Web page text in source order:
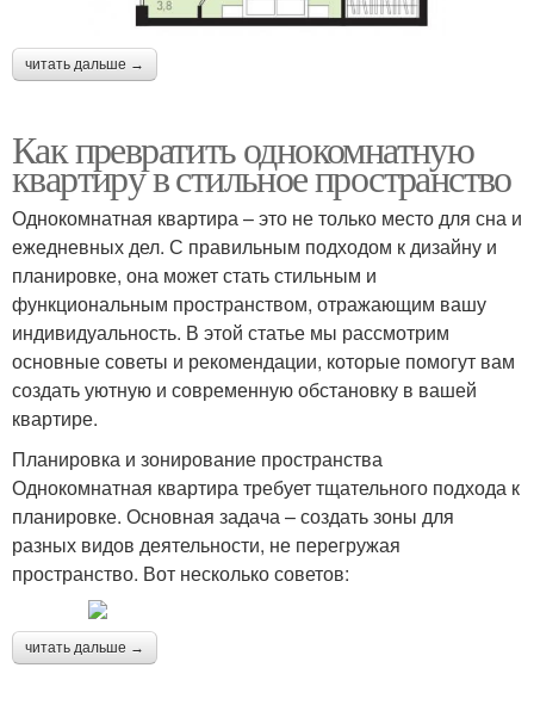
читать дальше →
Как превратить однокомнатную
квартиру в стильное пространство
Однокомнатная квартира – это не только место для сна и
ежедневных дел. С правильным подходом к дизайну и
планировке, она может стать стильным и
функциональным пространством, отражающим вашу
индивидуальность. В этой статье мы рассмотрим
основные советы и рекомендации, которые помогут вам
создать уютную и современную обстановку в вашей
квартире.
Планировка и зонирование пространства
Однокомнатная квартира требует тщательного подхода к
планировке. Основная задача – создать зоны для
разных видов деятельности, не перегружая
пространство. Вот несколько советов:
читать дальше →